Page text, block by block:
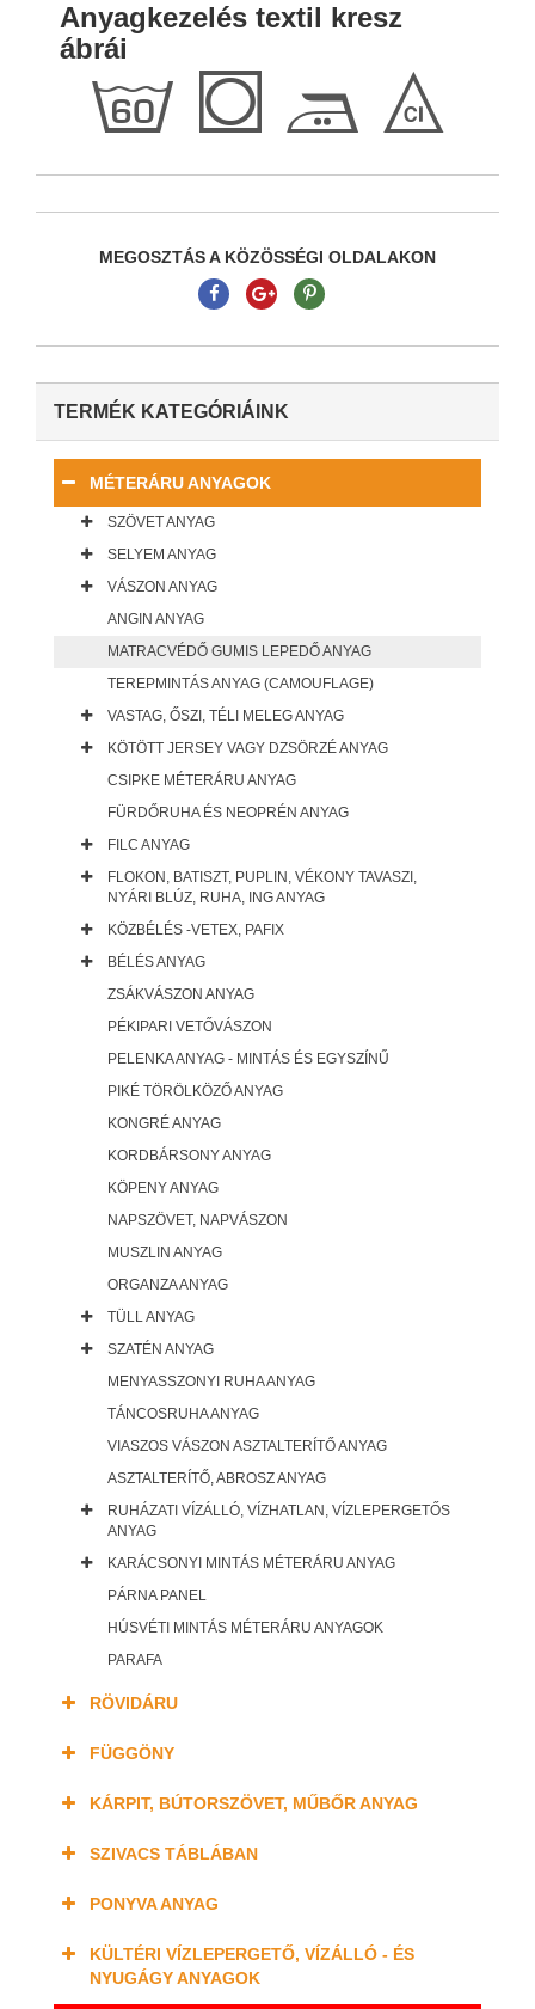
Anyagkezelés textil kresz
ábrái
j Q E I
MEGOSZTÁS A KÖZÖSSÉGI OLDALAKON
TERMÉK KATEGÓRIÁINK
MÉTERÁRU ANYAGOK
SZÖVET ANYAG
SELYEM ANYAG
VÁSZON ANYAG
ANGIN ANYAG
MATRACVÉDŐ GUMIS LEPEDŐ ANYAG
TEREPMINTÁS ANYAG (CAMOUFLAGE)
VASTAG, ŐSZI, TÉLI MELEG ANYAG
KÖTÖTT JERSEY VAGY DZSÖRZÉ ANYAG
CSIPKE MÉTERÁRU ANYAG
FÜRDŐRUHA ÉS NEOPRÉN ANYAG
FILC ANYAG
FLOKON, BATISZT, PUPLIN, VÉKONY TAVASZI,
NYÁRI BLÚZ, RUHA, ING ANYAG
KÖZBÉLÉS -VETEX, PAFIX
BÉLÉS ANYAG
ZSÁKVÁSZON ANYAG
PÉKIPARI VETŐVÁSZON
PELENKA ANYAG - MINTÁS ÉS EGYSZÍNŰ
PIKÉ TÖRÖLKÖZŐ ANYAG
KONGRÉ ANYAG
KORDBÁRSONY ANYAG
KÖPENY ANYAG
NAPSZÖVET, NAPVÁSZON
MUSZLIN ANYAG
ORGANZA ANYAG
TÜLL ANYAG
SZATÉN ANYAG
MENYASSZONYI RUHA ANYAG
TÁNCOSRUHA ANYAG
VIASZOS VÁSZON ASZTALTERÍTŐ ANYAG
ASZTALTERÍTŐ, ABROSZ ANYAG
RUHÁZATI VÍZÁLLÓ, VÍZHATLAN, VÍZLEPERGETŐS
ANYAG
KARÁCSONYI MINTÁS MÉTERÁRU ANYAG
PÁRNA PANEL
HÚSVÉTI MINTÁS MÉTERÁRU ANYAGOK
PARAFA
RÖVIDÁRU
FÜGGÖNY
KÁRPIT, BÚTORSZÖVET, MŰBŐR ANYAG
SZIVACS TÁBLÁBAN
PONYVA ANYAG
KÜLTÉRI VÍZLEPERGETŐ, VÍZÁLLÓ - ÉS
NYUGÁGY ANYAGOK